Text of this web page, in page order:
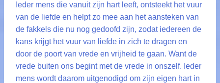
Ieder mens die vanuit zijn hart leeft, ontsteekt het vuur
van de liefde en helpt zo mee aan het aansteken van
de fakkels die nu nog gedoofd zijn, zodat iedereen de
kans krijgt het vuur van liefde in zich te dragen en
door de poort van vrede en vrijheid te gaan. Want de
vrede buiten ons begint met de vrede in onszelf. Ieder
mens wordt daarom uitgenodigd om zijn eigen hart in